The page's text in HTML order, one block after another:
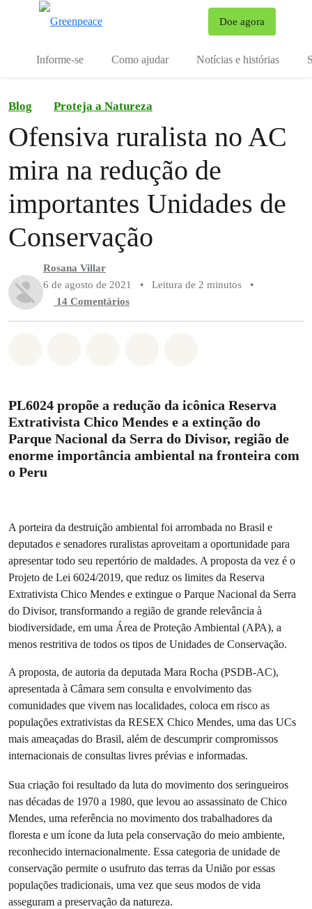
Doe agora
Informe-se Como ajudar Notícias e histórias
Blog Proteja a Natureza
Ofensiva ruralista no AC
mira na redução de
importantes Unidades de
Conservação
Rosana Villar
6 de agosto de 2021
• Leitura de 2 minutos
•
14 Comentários
PL6024 propõe a redução da icônica Reserva
Extrativista Chico Mendes e a extinção do
Parque Nacional da Serra do Divisor, região de
enorme importância ambiental na fronteira com
o Peru
A porteira da destruição ambiental foi arrombada no Brasil e
deputados e senadores ruralistas aproveitam a oportunidade para
apresentar todo seu repertório de maldades. A proposta da vez é o
Projeto de Lei 6024/2019, que reduz os limites da Reserva
Extrativista Chico Mendes e extingue o Parque Nacional da Serra
do Divisor, transformando a região de grande relevância à
biodiversidade, em uma Área de Proteção Ambiental (APA), a
menos restritiva de todos os tipos de Unidades de Conservação.
A proposta, de autoria da deputada Mara Rocha (PSDB-AC),
apresentada à Câmara sem consulta e envolvimento das
comunidades que vivem nas localidades, coloca em risco as
populações extrativistas da RESEX Chico Mendes, uma das UCs
mais ameaçadas do Brasil, além de descumprir compromissos
internacionais de consultas livres prévias e informadas.
Sua criação foi resultado da luta do movimento dos seringueiros
nas décadas de 1970 a 1980, que levou ao assassinato de Chico
Mendes, uma referência no movimento dos trabalhadores da
floresta e um ícone da luta pela conservação do meio ambiente,
reconhecido internacionalmente. Essa categoria de unidade de
conservação permite o usufruto das terras da União por essas
populações tradicionais, uma vez que seus modos de vida
asseguram a preservação da natureza.